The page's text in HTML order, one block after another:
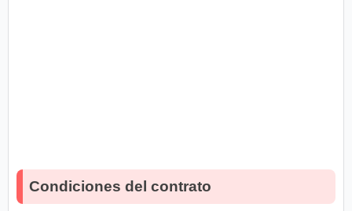
Condiciones del contrato